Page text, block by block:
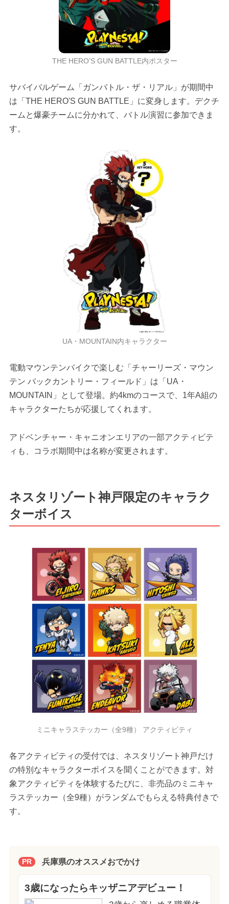
THE HERO’S GUN BATTLE内ポスター
サバイバルゲーム「ガンバトル・ザ・リアル」が期間中
は「THE HERO'S GUN BATTLE」に変身します。デクチ
ームと爆豪チームに分かれて、バトル演習に参加できま
す。
UA・MOUNTAIN内キャラクター
電動マウンテンバイクで楽しむ「チャーリーズ・マウン
テン バックカントリー・フィールド」は「UA・
MOUNTAIN」として登場。約4kmのコースで、1年A組の
キャラクターたちが応援してくれます。
アドベンチャー・キャニオンエリアの一部アクティビテ
ィも、コラボ期間中は名称が変更されます。
ネスタリゾート神戸限定のキャラク
ターボイス
ミニキャラステッカー（全9種） アクティビティ
各アクティビティの受付では、ネスタリゾート神戸だけ
の特別なキャラクターボイスを聞くことができます。対
象アクティビティを体験するたびに、非売品のミニキャ
ラステッカー（全9種）がランダムでもらえる特典付きで
す。
PR 兵庫県のオススメおでかけ
3歳になったらキッザニアデビュー！